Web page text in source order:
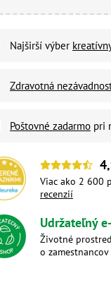
Najširší výber
Zdravotná
Poštovné zadarmo pri
Viac ako 2 600
recenzií
Udržateľný
Životné
o